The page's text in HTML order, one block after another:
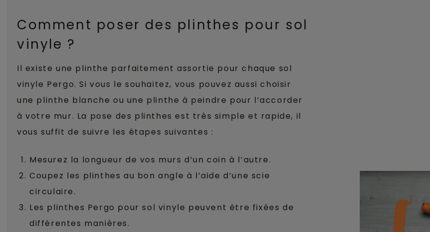
Comment poser des plinthes pour sol
vinyle ?
Il existe une plinthe parfaitement assortie pour chaque sol
vinyle Pergo. Si vous le souhaitez, vous pouvez aussi choisir
une plinthe blanche ou une plinthe à peindre pour l’accorder
à votre mur. La pose des plinthes est très simple et rapide, il
vous suffit de suivre les étapes suivantes :
Mesurez la longueur de vos murs d’un coin à l’autre.
Coupez les plinthes au bon angle à l’aide d’une scie
circulaire.
Les plinthes Pergo pour sol vinyle peuvent être fixées de
différentes manières.